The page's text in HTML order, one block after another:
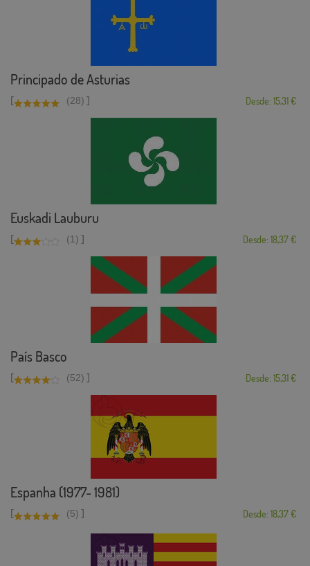
Principado de Asturias
[ (28) ] Desde: 15,31 €
Euskadi Lauburu
[ (1) ] Desde: 18,37 €
País Basco
[ (52) ] Desde: 15,31 €
Espanha (1977- 1981)
[ (5) ] Desde: 18,37 €